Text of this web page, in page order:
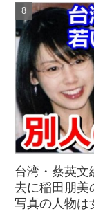
台湾・蔡英
去に稲田朋美
写真の人物は